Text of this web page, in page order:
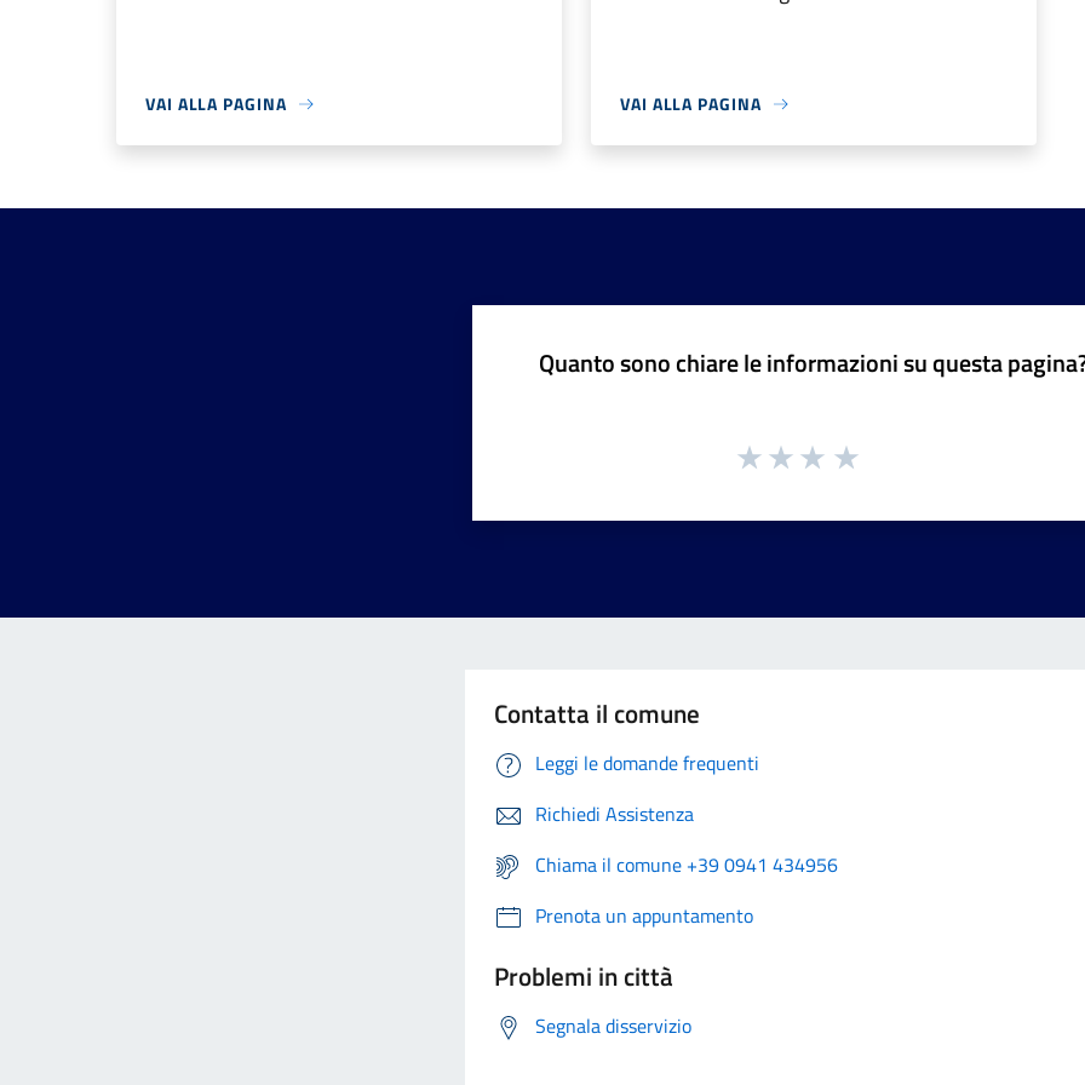
VAI ALLA PAGINA VAI ALLA PAGINA
Quanto sono chiare le informazioni su questa
Contatta il comune
Leggi le domande frequenti
Richiedi Assistenza
Chiama il comune +39 0941 434956
Prenota un appuntamento
Problemi in città
Segnala disservizio